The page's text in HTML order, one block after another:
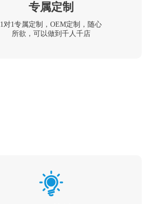
专属定制
1对1专属定制，OEM定制，随心
所欲，可以做到千人千店